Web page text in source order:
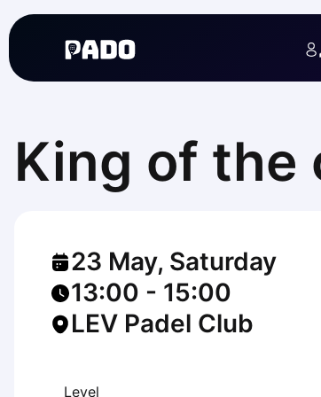
English
Українська
Polski
Русский
Batumi
Kutaisi
Arlamow
Bialystok
Bielsko-Biala
Bolesławiec
Czestochowa
King of the
23 May, Saturday
13:00 - 15:00
LEV Padel Club
Level